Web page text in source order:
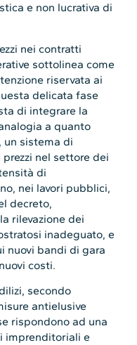
e non lucrativa di
nei contratti
sottolinea come
riservata ai
delicata fase
di integrare la
a quanto
un sistema di
nel settore dei
di
nei lavori pubblici,
decreto,
rilevazione dei
inadeguato, e
nuovi bandi di gara
costi.
secondo
antielusive
rispondono ad una
imprenditoriali e